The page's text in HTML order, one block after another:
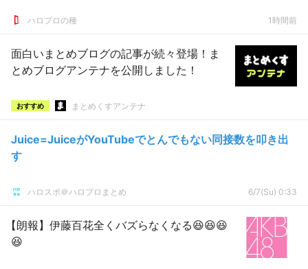
ハロプロの種 1時間前
面白いまとめブログの記事が続々登場！ま
とめブログアンテナを公開しました！
おすすめ まとめくすアンテナ
Juice=JuiceがYouTubeでとんでもない同接数を叩き出
す
ハロスポ＠ハロプロまとめ 6/7(Su) 0:33
【朗報】伊藤百花全くバズらなくなる😆😆😆
😆